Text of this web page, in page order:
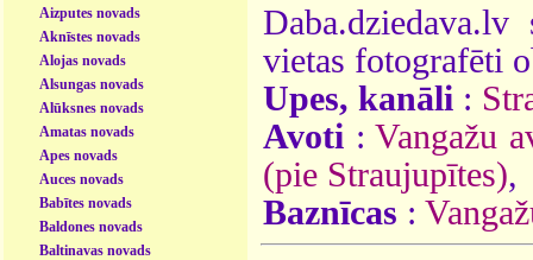
Aizputes novads
Aknīstes novads
Alojas novads
Alsungas novads
Alūksnes novads
Amatas novads
Apes novads
Auces novads
Babītes novads
Baldones novads
Baltinavas novads
vietas fotografēti
Upes, kanāli :
Avoti :Vangažu
(pie Straujupītes),
Baznīcas :